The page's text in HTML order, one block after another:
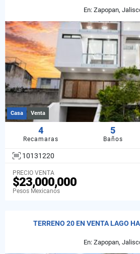
En: Zapopan,
Casa Venta
4
Recamaras
5
Baños
10131220
PRECIO VENTA
$23,000,000
Pesos Mexicanos
TERRENO 20 EN VENTA LAGO
En: Zapopan,